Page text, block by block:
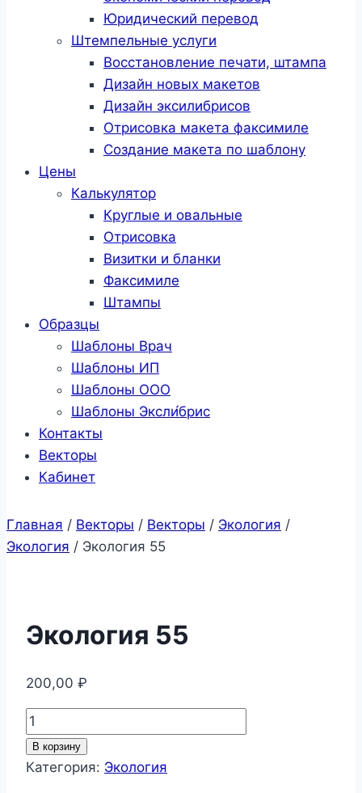
Юридический перевод
Штемпельные услуги
Восстановление печати, штампа
Дизайн новых макетов
Дизайн эксилибрисов
Отрисовка макета факсимиле
Создание макета по шаблону
Цены
Калькулятор
Круглые и овальные
Отрисовка
Визитки и бланки
Факсимиле
Штампы
Образцы
Шаблоны Врач
Шаблоны ИП
Шаблоны ООО
Шаблоны Эксли́брис
Контакты
Векторы
Кабинет
Главная / Векторы / Векторы / Экология /
Экология / Экология 55
Экология 55
200,00 ₽
Количество
товара
Экология
В корзину
Категория: Экология